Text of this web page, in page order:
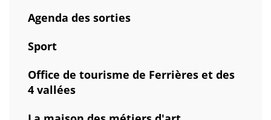
Agenda des sorties
Sport
Office de tourisme de Ferrières et des
4 vallées